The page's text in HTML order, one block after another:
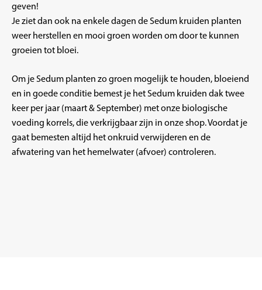
geven!
Je ziet dan ook na enkele dagen de Sedum kruiden planten
weer herstellen en mooi groen worden om door te kunnen
groeien tot bloei.
Om je Sedum planten zo groen mogelijk te houden, bloeiend
en in goede conditie bemest je het Sedum kruiden dak twee
keer per jaar (maart & September) met onze biologische
voeding korrels,die verkrijgbaar zijn in onze shop. Voordat je
gaat bemesten altijd het onkruid verwijderen en de
afwatering van het hemelwater (afvoer) controleren.